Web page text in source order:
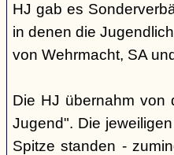
HJ gab es
in denen die
von Wehrmacht, SA
Die HJ übernahm von
Jugend". Die
Spitze standen -